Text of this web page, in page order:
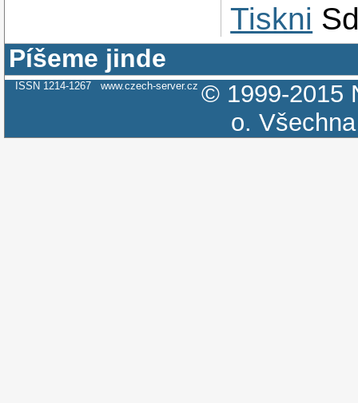
Tiskni
Píšeme jinde
ISSN 1214-1267 www.czech-server.cz © 1999-2015
o.